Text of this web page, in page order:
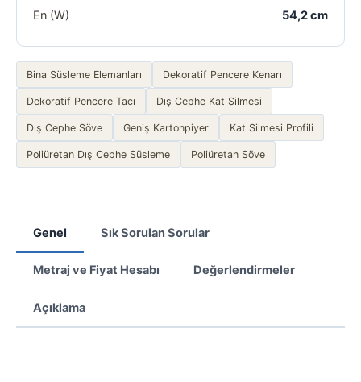
En (W) 54,2 cm
Bina Süsleme Elemanları Dekoratif Pencere Kenarı
Dekoratif Pencere Tacı Dış Cephe Kat Silmesi
Dış Cephe Söve Geniş Kartonpiyer Kat Silmesi Profili
Poliüretan Dış Cephe Süsleme Poliüretan Söve
Genel Sık Sorulan Sorular
Metraj ve Fiyat Hesabı Değerlendirmeler
Açıklama